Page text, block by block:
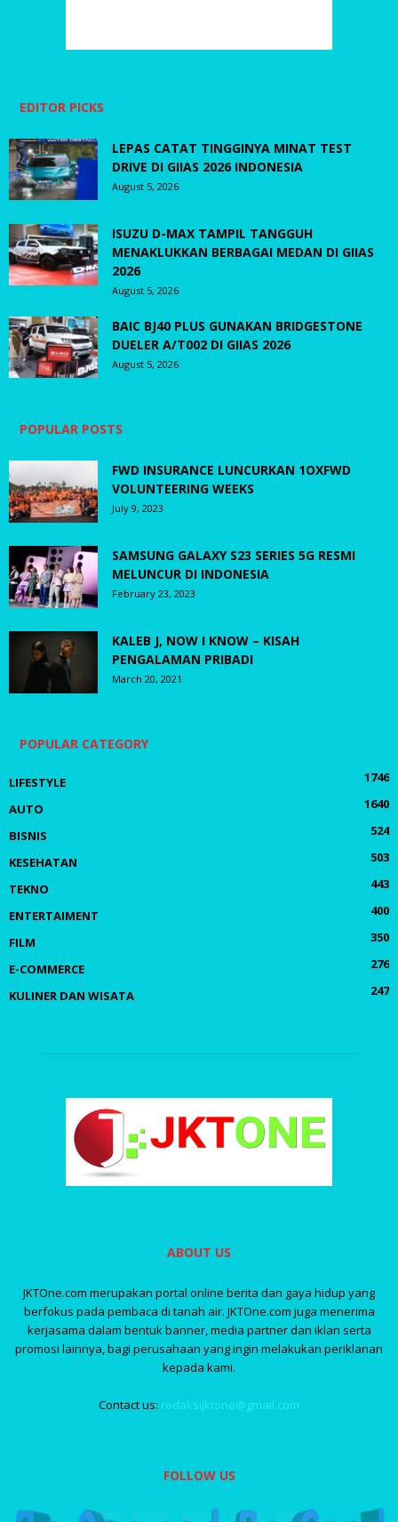
EDITOR PICKS
LEPAS CATAT TINGGINYA MINAT TEST
DRIVE DI GIIAS 2026 INDONESIA
August 5, 2026
ISUZU D-MAX TAMPIL TANGGUH
MENAKLUKKAN BERBAGAI MEDAN DI GIIAS
2026
August 5, 2026
BAIC BJ40 PLUS GUNAKAN BRIDGESTONE
DUELER A/T002 DI GIIAS 2026
August 5, 2026
POPULAR POSTS
FWD INSURANCE LUNCURKAN 1OXFWD
VOLUNTEERING WEEKS
July 9, 2023
SAMSUNG GALAXY S23 SERIES 5G RESMI
MELUNCUR DI INDONESIA
February 23, 2023
KALEB J, NOW I KNOW – KISAH
PENGALAMAN PRIBADI
March 20, 2021
POPULAR CATEGORY
LIFESTYLE
1746
AUTO
1640
BISNIS
524
KESEHATAN
503
TEKNO
443
ENTERTAIMENT
400
FILM
350
E-COMMERCE
276
KULINER DAN WISATA
247
ABOUT US
JKTOne.com merupakan portal online berita dan gaya hidup yang
berfokus pada pembaca di tanah air. JKTOne.com juga menerima
kerjasama dalam bentuk banner, media partner dan iklan serta
promosi lainnya, bagi perusahaan yang ingin melakukan periklanan
kepada kami.
Contact us: redaksijktone@gmail.com
FOLLOW US